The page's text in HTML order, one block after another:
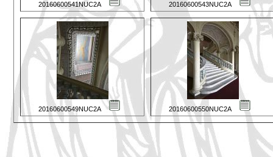
20160600541NUC2A 20160600543NUC2A
20160600549NUC2A 20160600550NUC2A